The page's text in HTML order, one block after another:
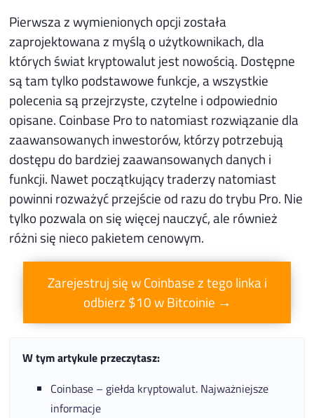
Pierwsza z wymienionych opcji została
zaprojektowana z myślą o użytkownikach, dla
których świat kryptowalut jest nowością. Dostępne
są tam tylko podstawowe funkcje, a wszystkie
polecenia są przejrzyste, czytelne i odpowiednio
opisane. Coinbase Pro to natomiast rozwiązanie dla
zaawansowanych inwestorów, którzy potrzebują
dostępu do bardziej zaawansowanych danych i
funkcji. Nawet początkujący traderzy natomiast
powinni rozważyć przejście od razu do trybu Pro. Nie
tylko pozwala on się więcej nauczyć, ale również
różni się nieco pakietem cenowym.
Zarejestruj się w Coinbase z tego linka i
odbierz $10 w Bitcoinie →
W tym artykule przeczytasz:
Coinbase – giełda kryptowalut. Najważniejsze
informacje